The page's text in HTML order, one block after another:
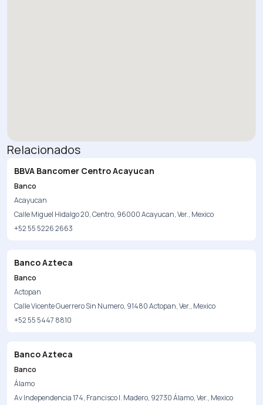
Relacionados
BBVA Bancomer Centro Acayucan
Banco
Acayucan
Calle Miguel Hidalgo 20, Centro, 96000 Acayucan, Ver., Mexico
+52 55 5226 2663
Banco Azteca
Banco
Actopan
Calle Vicente Guerrero Sin Numero, 91480 Actopan, Ver., Mexico
+52 55 5447 8810
Banco Azteca
Banco
Álamo
Av Independencia 174, Francisco I. Madero, 92730 Álamo, Ver., Mexico